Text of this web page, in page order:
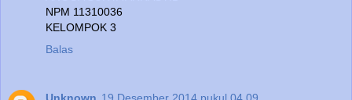
NPM 11310036
KELOMPOK 3
Balas
Unknown 19 Desember 2014 pukul 04.09